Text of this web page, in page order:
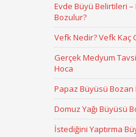
Evde Büyü Belirtileri –
Bozulur?
Vefk Nedir? Vefk Kaç
Gerçek Medyum
Hoca
Papaz Büyüsü Bozan
Domuz Yağı Büyüsü
İstediğini Yaptırma